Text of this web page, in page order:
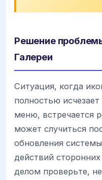
Решение
Галереи
Ситуация, когда
полностью
меню, встречается
может случиться
обновления
действий
делом проверьте,